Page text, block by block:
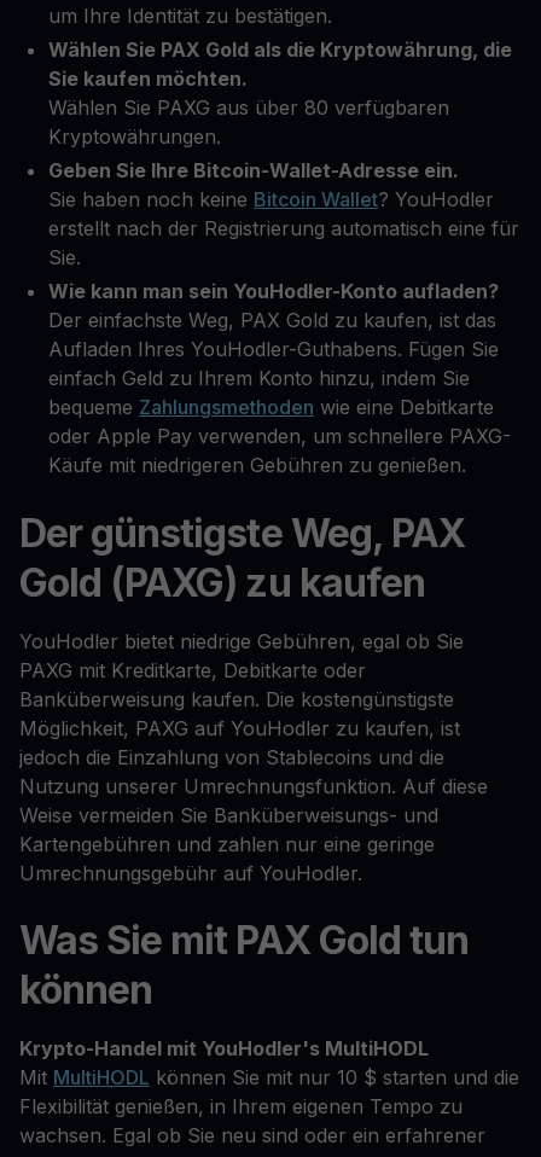
um Ihre Identität zu bestätigen.
Wählen Sie PAX Gold als die Kryptowährung, die
Sie kaufen möchten.
Wählen Sie PAXG aus über 80 verfügbaren
Kryptowährungen.
Geben Sie Ihre Bitcoin-Wallet-Adresse ein.
Sie haben noch keine Bitcoin Wallet? YouHodler
erstellt nach der Registrierung automatisch eine für
Sie.
Wie kann man sein YouHodler-Konto aufladen?
Der einfachste Weg, PAX Gold zu kaufen, ist das
Aufladen Ihres YouHodler-Guthabens. Fügen Sie
einfach Geld zu Ihrem Konto hinzu, indem Sie
bequeme Zahlungsmethoden wie eine Debitkarte
oder Apple Pay verwenden, um schnellere PAXG-
Käufe mit niedrigeren Gebühren zu genießen.
Der günstigste Weg, PAX
Gold (PAXG) zu kaufen
YouHodler bietet niedrige Gebühren, egal ob Sie
PAXG mit Kreditkarte, Debitkarte oder
Banküberweisung kaufen. Die kostengünstigste
Möglichkeit, PAXG auf YouHodler zu kaufen, ist
jedoch die Einzahlung von Stablecoins und die
Nutzung unserer Umrechnungsfunktion. Auf diese
Weise vermeiden Sie Banküberweisungs- und
Kartengebühren und zahlen nur eine geringe
Umrechnungsgebühr auf YouHodler.
Was Sie mit PAX Gold tun
können
Krypto-Handel mit YouHodler's MultiHODL
Mit MultiHODL können Sie mit nur 10 $ starten und die
Flexibilität genießen, in Ihrem eigenen Tempo zu
wachsen. Egal ob Sie neu sind oder ein erfahrener